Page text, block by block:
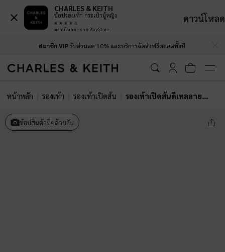
สมาชิก VIPรับส่วนลด 10% และบริการจัดส่งฟรีตลอดทั้งปี
หน้าหลัก รองเท้า รองเท้าเปิดส้น รองเท้าเปิดส้นดีเทลลายฉลุ
ช้อปสินค้าที่คล้ายกัน
CHARLES & KEITH
ช้อปรองเท้า กระเป๋าผู้หญิง
ดาวน์โหลด - จาก Play Store
ดาวน์โหลด